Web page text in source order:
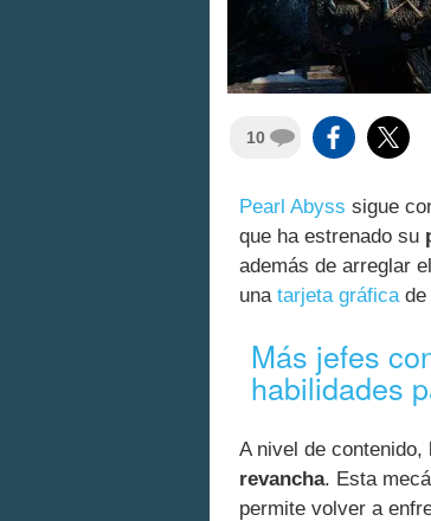
10
Pearl Abyss sigue
que ha estrenado su
además de arreglar
una tarjeta gráficade
Más jefes
habilidades
A nivel de
revancha. Esta
permite volver a